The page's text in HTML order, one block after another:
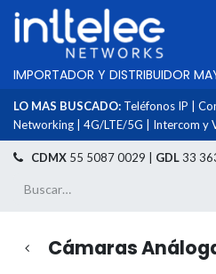
IMPORTADOR Y DISTRIBUIDOR
LO MAS BUSCADO: Teléfonos IP
Networking
4G/LTE/5G Intercom y
CDMX 55 5087 0029 | GDL33
Cámaras